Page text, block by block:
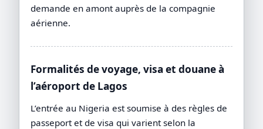
demande en amont auprès de la compagnie
aérienne.
Formalités de voyage, visa et douane à
l’aéroport de Lagos
L’entrée au Nigeria est soumise à des règles de
passeport et de visa qui varient selon la